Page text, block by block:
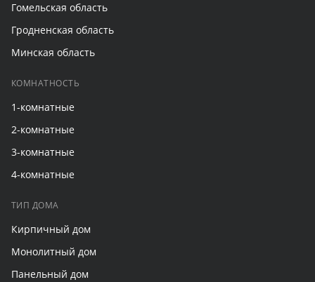
Гомельская область
Гродненская область
Минская область
КОМНАТНОСТЬ
1-комнатные
2-комнатные
3-комнатные
4-комнатные
ТИП ДОМА
Кирпичный дом
Монолитный дом
Панельный дом